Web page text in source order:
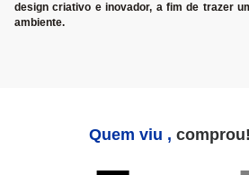
design criativo e inovador, a fim de trazer
ambiente.
Quem viu , comprou!